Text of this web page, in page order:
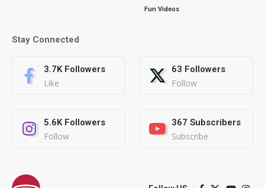
Fun Videos
Stay Connected
3.7K Followers
Like
63 Followers
Follow
5.6K Followers
Follow
367 Subscribers
Subscribe